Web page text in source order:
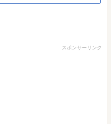
スポンサーリンク